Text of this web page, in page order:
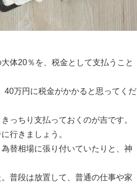
体20％を、税金として支払うこと
40万円に税金がかかると思ってくだ
っちり支払っておくのが吉です。
行きましょう。
替相場に張り付いていたりと、神
普段は放置して、普通の仕事や家